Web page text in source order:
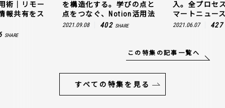
術｜リモー
報共有をス
SHARE
を構造化する。学びの点と
点をつなぐ、Notion活用法
2021.09.08 402 SHARE
入。全プロセ
マートニュー
2021.06.07 427
この特集の記事一覧へ
すべての特集を見る